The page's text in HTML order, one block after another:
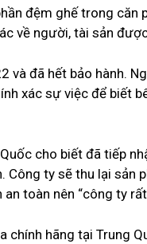
đệm ghế trong căn
về người, tài sản
và đã hết bảo hành.
xác sự việc để biết
cho biết đã tiếp
Công ty sẽ thu lại sản
toàn nên “công ty
hãng tại Trung